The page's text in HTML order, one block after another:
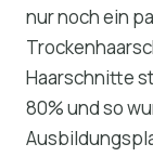
nur noch ein
Haarschnitte
80% und so